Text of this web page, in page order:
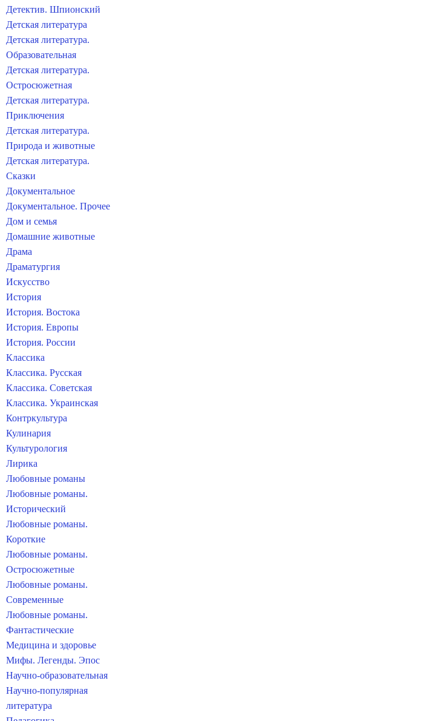
Детектив. Шпионский
Детская литература
Детская литература.
Образовательная
Детская литература.
Остросюжетная
Детская литература.
Приключения
Детская литература.
Природа и животные
Детская литература.
Сказки
Документальное
Документальное. Прочее
Дом и семья
Домашние животные
Драма
Драматургия
Искусство
История
История. Востока
История. Европы
История. России
Классика
Классика. Русская
Классика. Советская
Классика. Украинская
Контркультура
Кулинария
Культурология
Лирика
Любовные романы
Любовные романы.
Исторический
Любовные романы.
Короткие
Любовные романы.
Остросюжетные
Любовные романы.
Современные
Любовные романы.
Фантастические
Медицина и здоровье
Мифы. Легенды. Эпос
Научно-образовательная
Научно-популярная
литература